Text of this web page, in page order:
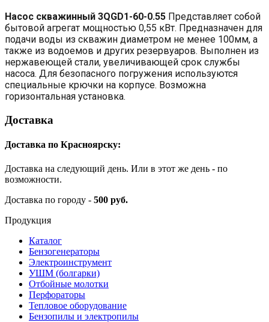
Насос скважинный 3QGD1-60-0.55 Представляет собой
бытовой агрегат мощностью 0,55 кВт. Предназначен для
подачи воды из скважин диаметром не менее 100мм, а
также из водоемов и других резервуаров. Выполнен из
нержавеющей стали, увеличивающей срок службы
насоса. Для безопасного погружения используются
специальные крючки на корпусе. Возможна
горизонтальная установка.
Доставка
Доставка по Красноярску:
Доставка на следующий день. Или в этот же день - по
возможности.
Доставка по городу - 500 руб.
Продукция
Каталог
Бензогенераторы
Электроинструмент
УШМ (болгарки)
Отбойные молотки
Перфораторы
Тепловое оборудование
Бензопилы и электропилы